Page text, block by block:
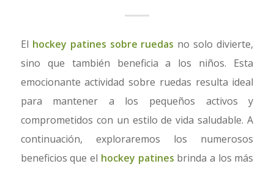
El hockey patines sobre ruedas no solo divierte,
sino que también beneficia a los niños. Esta
emocionante actividad sobre ruedas resulta ideal
para mantener a los pequeños activos y
comprometidos con un estilo de vida saludable. A
continuación, exploraremos los numerosos
beneficios que el hockey patines brinda a los más